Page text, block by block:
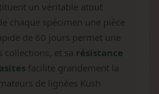
un véritable atout
chaque spécimen une pièce
de 60 jours permet une
collections, et sa résistance
facilite grandement la
de lignées Kush